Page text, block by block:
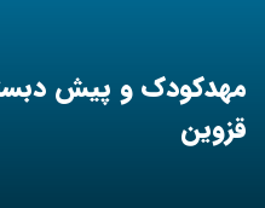
مهدکودک و پیش
قزوین